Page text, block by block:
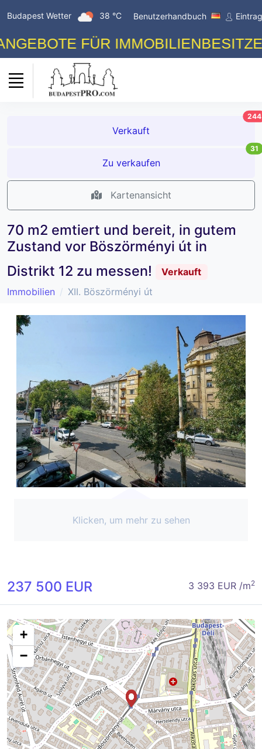
Budapest Wetter 38 °C Benutzerhandbuch
FÜR
Verkauft
244
Zu verkaufen
31
Kartenansicht
70 m2 emtiert und bereit, in gutem
Zustand vor Böszörményi út in
Distrikt 12 zu messen!
Verkauft
Immobilien
XII. Böszörményi út
Klicken, um mehr zu sehen
237 500 EUR 3 393 EUR /m2
+
−